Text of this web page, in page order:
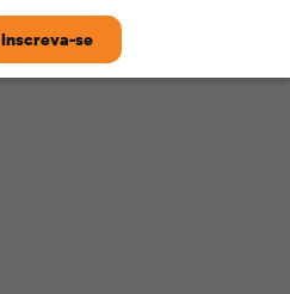
Inscreva-se